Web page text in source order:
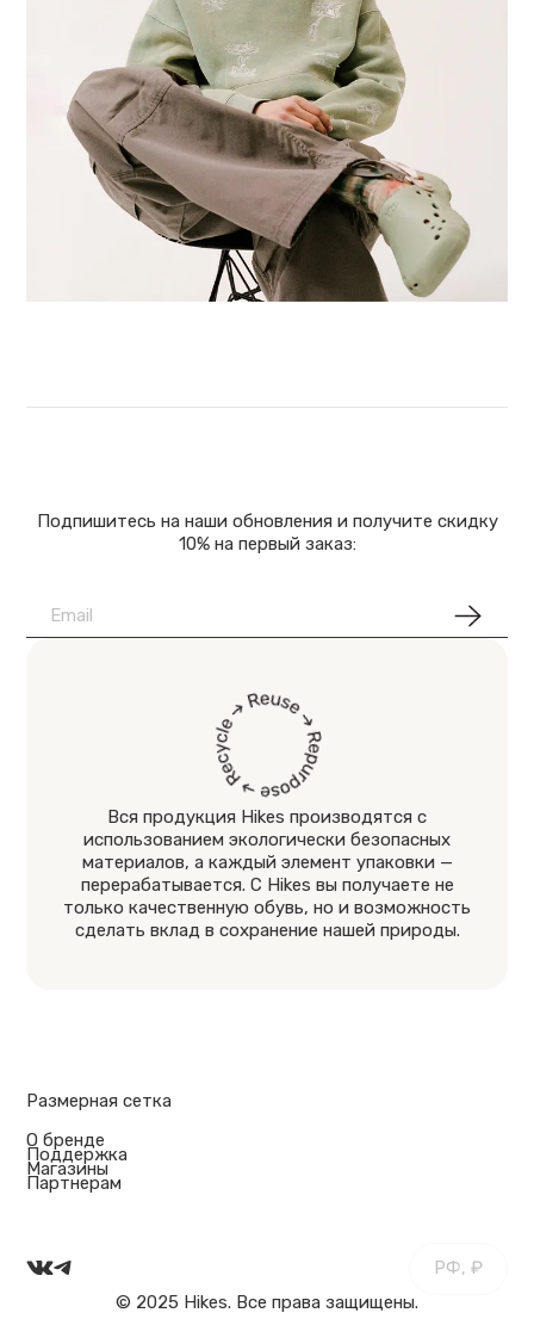
Размерная сетка
О бренде
Поддержка
Магазины
Партнерам
Подпишитесь на наши обновления и получите скидку
10% на первый заказ:
Вся продукция Hikes производятся с
использованием экологически безопасных
материалов, а каждый элемент упаковки —
перерабатывается. С Hikes вы получаете не
только качественную обувь, но и возможность
сделать вклад в сохранение нашей природы.
© 2025 Hikes. Все права защищены.
РФ, ₽